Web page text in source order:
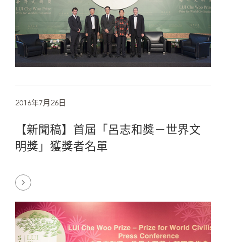
2016年7月26日
【新聞稿】首屆「呂志和獎－世界文
明獎」獲獎者名單